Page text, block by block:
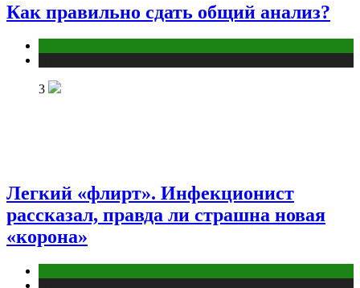
Как правильно сдать общий анализ?
3
Легкий «флирт». Инфекционист
рассказал, правда ли страшна новая
«корона»